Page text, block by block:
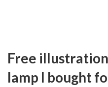
Free
lamp I bought